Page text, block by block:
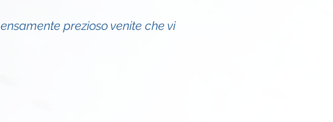
prezioso venite che vi